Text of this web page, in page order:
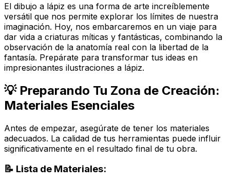
El dibujo a lápiz es una forma de arte increíblemente
versátil que nos permite explorar los límites de nuestra
imaginación. Hoy, nos embarcaremos en un viaje para
dar vida a criaturas míticas y fantásticas, combinando la
observación de la anatomía real con la libertad de la
fantasía. Prepárate para transformar tus ideas en
impresionantes ilustraciones a lápiz.
💡 Preparando Tu Zona de Creación:
Materiales Esenciales
Antes de empezar, asegúrate de tener los materiales
adecuados. La calidad de tus herramientas puede influir
significativamente en el resultado final de tu obra.
📝 Lista de Materiales: